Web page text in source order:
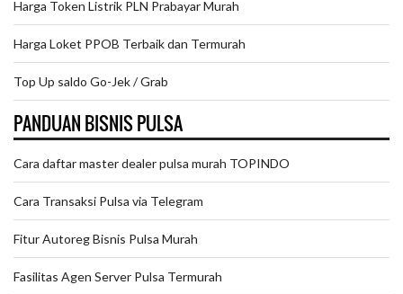
Harga Token Listrik PLN Prabayar Murah
Harga Loket PPOB Terbaik dan Termurah
Top Up saldo Go-Jek / Grab
PANDUAN BISNIS PULSA
Cara daftar master dealer pulsa murah TOPINDO
Cara Transaksi Pulsa via Telegram
Fitur Autoreg Bisnis Pulsa Murah
Fasilitas Agen Server Pulsa Termurah